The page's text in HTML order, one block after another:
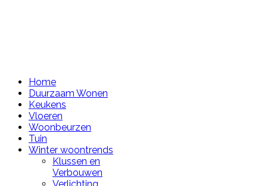
Home
Duurzaam Wonen
Keukens
Vloeren
Woonbeurzen
Tuin
Winter woontrends
Klussen en
Verbouwen